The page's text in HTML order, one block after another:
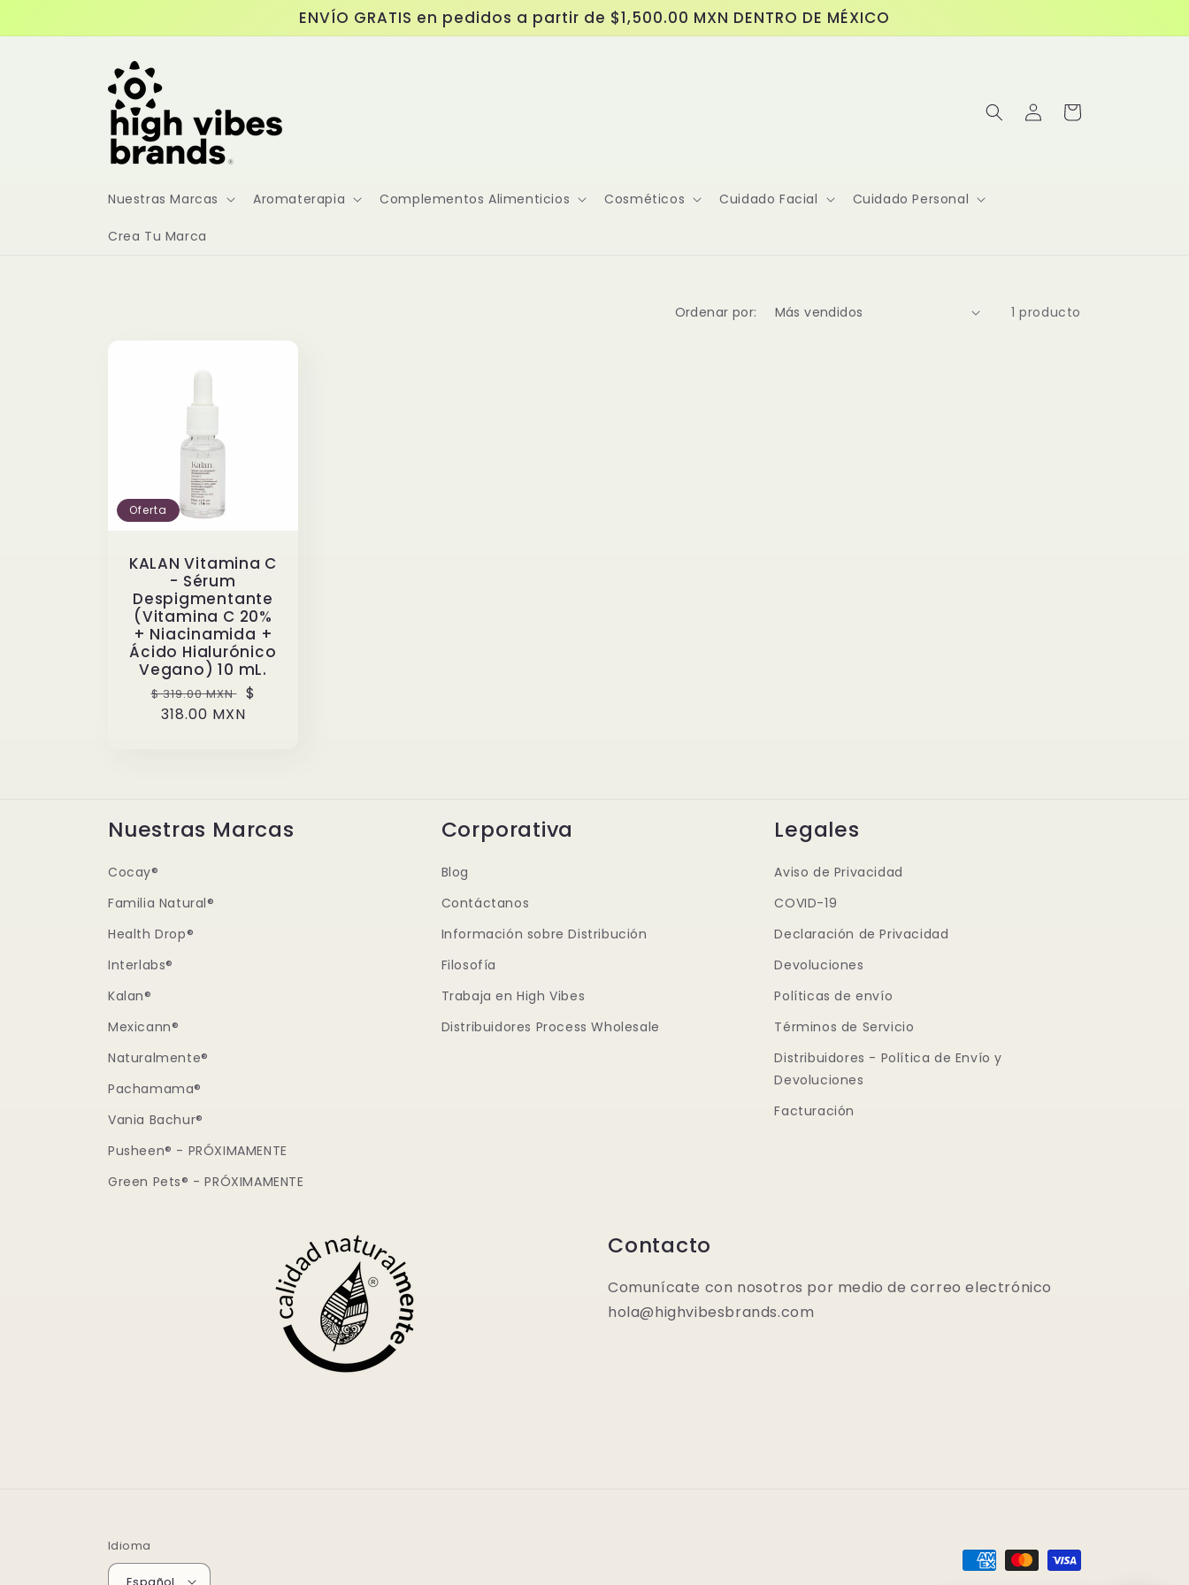
al contenido
ENVÍO GRATIS en pedidos a partir de $1,500.00 MXN DENTRO DE MÉXICO
Nuestras Marcas Aromaterapia Complementos Alimenticios Cosméticos Cuidado Facial Cuidado Personal
Crea Tu Marca
Iniciar
sesión
Carrito
Ordenar por: 1 producto
Oferta
KALAN Vitamina C
- Sérum
Despigmentante
(Vitamina C 20%
+ Niacinamida +
Ácido Hialurónico
Vegano) 10 mL.
Precio
habitual
$ 319.00 MXN
Precio
$
318.00 MXN
Nuestras Marcas
Cocay®
Familia Natural®
Health Drop®
Interlabs®
Kalan®
Mexicann®
Naturalmente®
Pachamama®
Vania Bachur®
Pusheen® - PRÓXIMAMENTE
Green Pets® - PRÓXIMAMENTE
Corporativa
Blog
Contáctanos
Información sobre Distribución
Filosofía
Trabaja en High Vibes
Distribuidores Process Wholesale
Legales
Aviso de Privacidad
COVID-19
Declaración de Privacidad
Devoluciones
Políticas de envío
Términos de Servicio
Distribuidores - Política de Envío y
Devoluciones
Facturación
Contacto
Comunícate con nosotros por medio de correo electrónico
hola@highvibesbrands.com
Idioma
Español
Formas